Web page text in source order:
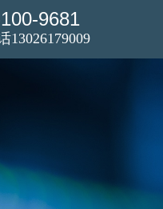
9681
13026179009